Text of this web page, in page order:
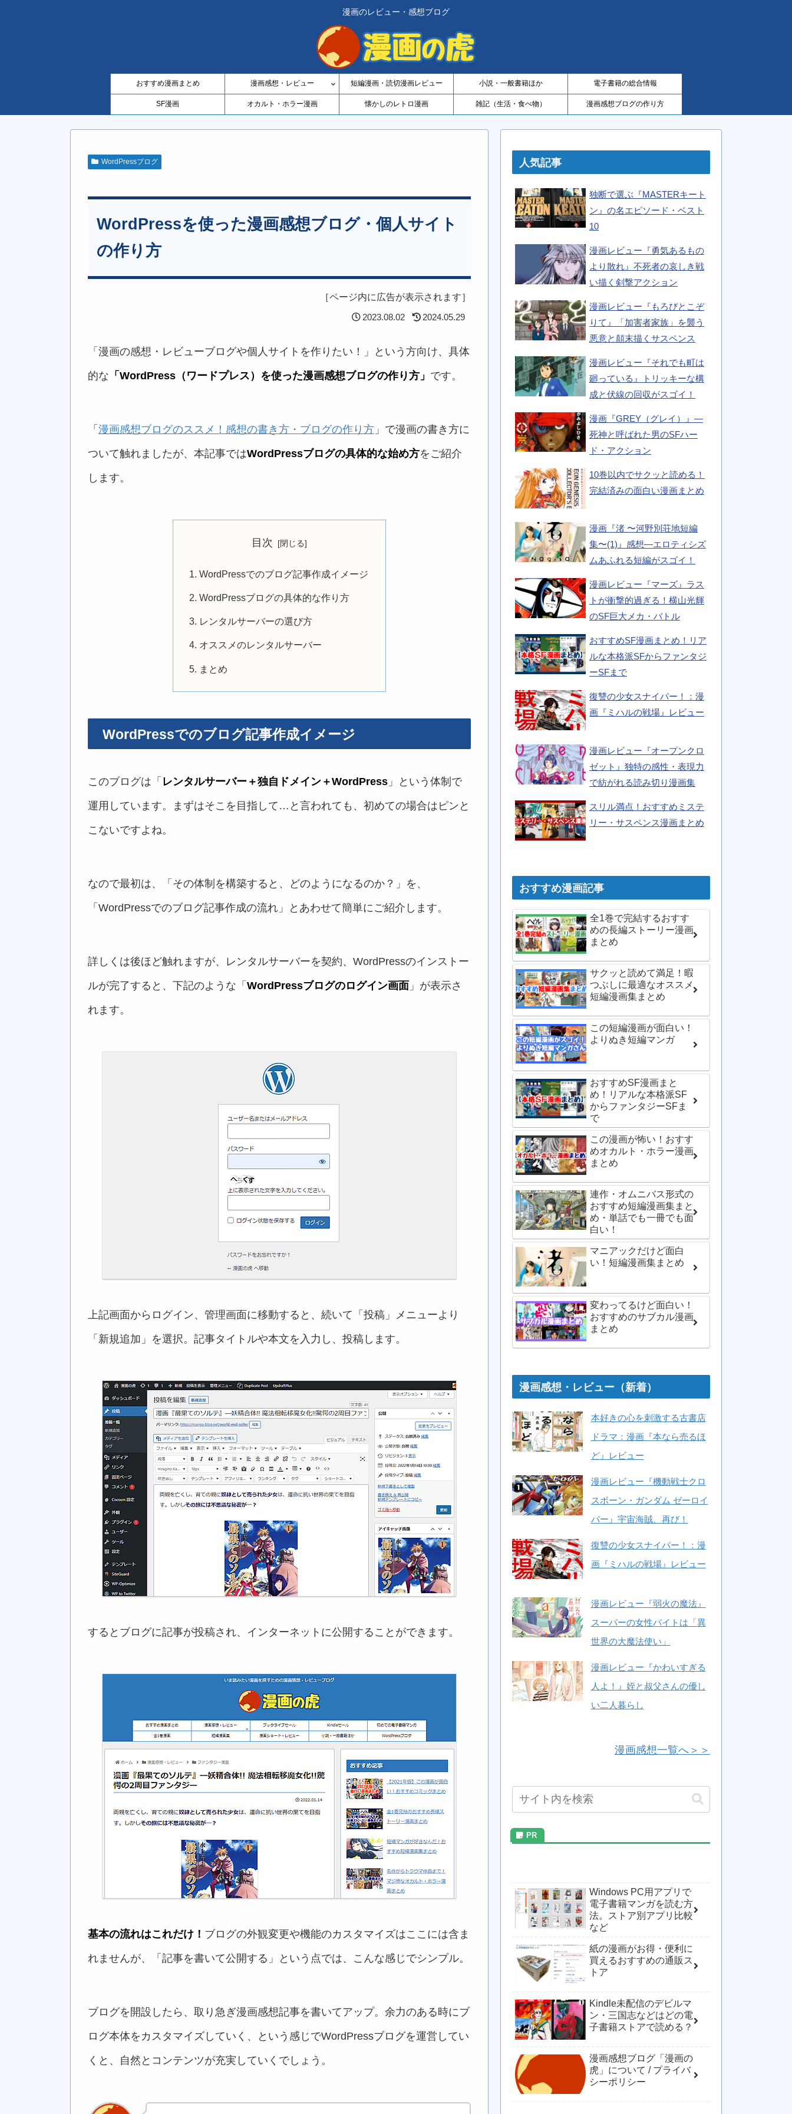
漫画のレビュー・感想ブログ
おすすめ漫画まとめ 漫画感想・レビュー 短編漫画・読切漫画レビュー 小説・一般書籍ほか 電子書籍の総合情報
SF漫画 オカルト・ホラー漫画 懐かしのレトロ漫画 雑記（生活・食べ物） 漫画感想ブログの作り方
WordPressブログ
WordPressを使った漫画感想ブログ・個人サイト
の作り方
［ページ内に広告が表示されます］
2023.08.02 2024.05.29
「漫画の感想・レビューブログや個人サイトを作りたい！」という方向け、具体
的な 「WordPress（ワードプレス）を使った漫画感想ブログの作り方」 です。
「 漫画感想ブログのススメ！感想の書き方・ブログの作り方 」で漫画の書き方に
ついて触れましたが、本記事ではWordPressブログの具体的な始め方をご紹介
します。
目次
WordPressでのブログ記事作成イメージ
WordPressブログの具体的な作り方
レンタルサーバーの選び方
オススメのレンタルサーバー
まとめ
WordPressでのブログ記事作成イメージ
このブログは「 レンタルサーバー＋独自ドメイン＋WordPress 」という体制で
運用しています。まずはそこを目指して…と言われても、初めての場合はピンと
こないですよね。
なので最初は、「その体制を構築すると、どのようになるのか？」を、
「WordPressでのブログ記事作成の流れ」とあわせて簡単にご紹介します。
詳しくは後ほど触れますが、レンタルサーバーを契約、WordPressのインストー
ルが完了すると、下記のような「 WordPressブログのログイン画面 」が表示さ
れます。
上記画面からログイン、管理画面に移動すると、続いて「投稿」メニューより
「新規追加」を選択。記事タイトルや本文を入力し、投稿します。
するとブログに記事が投稿され、インターネットに公開することができます。
基本の流れはこれだけ！ ブログの外観変更や機能のカスタマイズはここには含ま
れませんが、「記事を書いて公開する」という点では、こんな感じでシンプル。
ブログを開設したら、取り急ぎ漫画感想記事を書いてアップ。余力のある時にブ
ログ本体をカスタマイズしていく、という感じでWordPressブログを運営してい
くと、自然とコンテンツが充実していくでしょう。
人気記事
独断で選ぶ『MASTERキート
ン』の名エピソード・ベスト
10
漫画レビュー『勇気あるもの
より散れ』不死者の哀しき戦
い描く剣撃アクション
漫画レビュー『もろびとこぞ
りて』「加害者家族」を襲う
悪意と顛末描くサスペンス
漫画レビュー『それでも町は
廻っている』トリッキーな構
成と伏線の回収がスゴイ！
漫画『GREY（グレイ）』―
死神と呼ばれた男のSFハー
ド・アクション
10巻以内でサクッと読める！
完結済みの面白い漫画まとめ
漫画『渚 〜河野別荘地短編
集〜(1)』感想―エロティシズ
ムあふれる短編がスゴイ！
漫画レビュー『マーズ』ラス
トが衝撃的過ぎる！横山光輝
のSF巨大メカ・バトル
おすすめSF漫画まとめ！リア
ルな本格派SFからファンタジ
ーSFまで
復讐の少女スナイパー！：漫
画『ミハルの戦場』レビュー
漫画レビュー『オープンクロ
ゼット』独特の感性・表現力
で紡がれる読み切り漫画集
スリル満点！おすすめミステ
リー・サスペンス漫画まとめ
おすすめ漫画記事
全1巻で完結するおすす
めの長編ストーリー漫画
まとめ
サクッと読めて満足！暇
つぶしに最適なオススメ
短編漫画集まとめ
この短編漫画が面白い！
よりぬき短編マンガ
おすすめSF漫画まと
め！リアルな本格派SF
からファンタジーSFま
で
この漫画が怖い！おすす
めオカルト・ホラー漫画
まとめ
連作・オムニバス形式の
おすすめ短編漫画集まと
め・単話でも一冊でも面
白い！
マニアックだけど面白
い！短編漫画集まとめ
変わってるけど面白い！
おすすめのサブカル漫画
まとめ
漫画感想・レビュー（新着）
本好きの心を刺激する古書店
ドラマ：漫画『本なら売るほ
ど』レビュー
漫画レビュー『機動戦士クロ
スボーン・ガンダム ゼーロイ
バー』宇宙海賊、再び！
復讐の少女スナイパー！：漫
画『ミハルの戦場』レビュー
漫画レビュー『弱火の魔法』
スーパーの女性バイトは「異
世界の大魔法使い」
漫画レビュー『かわいすぎる
人よ！』姪と叔父さんの優し
い二人暮らし
漫画感想一覧へ＞＞
Windows PC用アプリで
電子書籍マンガを読む方
法。ストア別アプリ比較
など
紙の漫画がお得・便利に
買えるおすすめの通販ス
トア
Kindle未配信のデビルマ
ン・三国志などはどの電
子書籍ストアで読める？
漫画感想ブログ「漫画の
虎」について / プライバ
シーポリシー